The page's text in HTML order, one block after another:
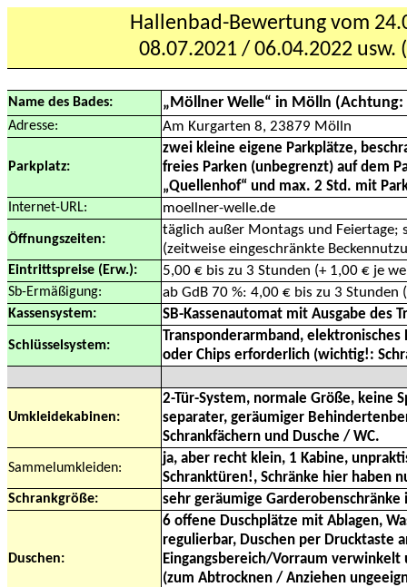
Hallenbad-Bewertung vom
08.07.2021 / 06.04.2022
Name des Bades: „Möllner Welle“ in Mölln (Achtung:
Adresse: Am Kurgarten 8, 23879 Mölln
Parkplatz:
zwei kleine eigene Parkplätze,
freies Parken (unbegrenzt) auf dem
„Quellenhof“ und max. 2 Std. mit
Internet-URL: moellner-welle.de
Öffnungszeiten:
täglich außer Montags und Feiertage;
(zeitweise eingeschränkte
Eintrittspreise (Erw.): 5,00 € bis zu 3 Stunden (+ 1,00 € je
Sb-Ermäßigung: ab GdB 70 %: 4,00 € bis zu 3
Kassensystem: SB-Kassenautomat mit Ausgabe des
Schlüsselsystem:
Transponderarmband, elektronisches
oder Chips erforderlich (wichtig!:
Umkleidekabinen:
2-Tür-System, normale Größe, keine
separater, geräumiger
Schrankfächern und Dusche / WC.
Sammelumkleiden:
ja, aber recht klein, 1 Kabine,
Schranktüren!, Schränke hier haben
Schrankgröße: sehr geräumige Garderobenschränke
Duschen:
6 offene Duschplätze mit Ablagen,
regulierbar, Duschen per Drucktaste
Eingangsbereich/Vorraum verwinkelt
(zum Abtrocknen / Anziehen